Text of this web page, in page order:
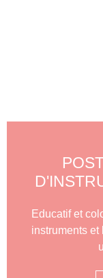
Educatif et
instruments